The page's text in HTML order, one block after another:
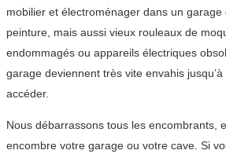
mobilier et électroménager dans un
peinture, mais aussi vieux rouleaux de
endommagés ou appareils électriques
garage deviennent très vite envahis
accéder.
Nous débarrassons tous les encombrants,
encombre votre garage ou votre cave. Si